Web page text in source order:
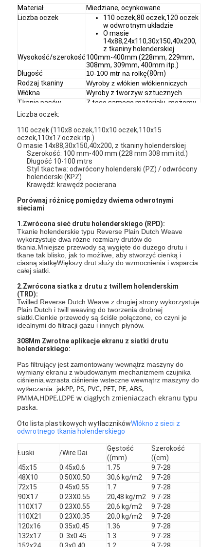
Dom
Produkty
O nas
Wycieczka po fabryce
Skontaktuj się z nami
Aktualności
Rozmawiaj teraz
Włókna ze stali nierdzewnej
ekran filtrujący ekstrudera
Zestaw sit ekstrudera
Siatka druciana
Materiał
Miedziane, ocynkowane
Liczba oczek
110 oczek,80 oczek,120 oczek
w odwrotnym układzie
O masie
14x88,24x110,30x150,40x200,
z tkaniny holenderskiej
Wysokość/szerokość100mm-400mm (228mm, 229mm,
308mm, 309mm, 400mm itp.)
Długość
10-100 mtr na rolkę(80m)
Rodzaj tkaniny
Wyroby z włókien włókienniczych
Włókna
Wyroby z tworzyw sztucznych
Tkanie pasów
Z tego samego materiału, możemy
kolor powierzchni
Ten sam materiał, odwrotnie
holenderski - mosiężny żółty kolor,
dla holenderskich tkanin - czarny
kolor
skuteryzowane
Dla siatki i rozmiaru, możemy zrobić
na każdą specjalną prośbę.
Liczba oczek:
110 oczek (110x8 oczek,110x10 oczek,110x15
oczek,110x17 oczek itp.)
O masie 14x88,30x150,40x200, z tkaniny holenderskiej
Szerokość: 100 mm-400 mm (228 mm 308 mm itd.)
Długość 10-100 mtrs
Styl tkactwa: odwrócony holenderski (PZ) / odwrócony
holenderski (KPZ)
Krawędź: krawędź pocierana
Porównaj różnicę pomiędzy dwiema odwrotnymi
sieciami
1.Zwrócona sieć drutu holenderskiego (RPD):
Tkanie holenderskie typu Reverse Plain Dutch Weave
wykorzystuje dwa różne rozmiary drutów do
tkania.Mniejsze przewody są wygięte do dużego drutu i
tkane tak blisko, jak to możliwe, aby stworzyć cienką i
ciasną siatkęWiększy drut służy do wzmocnienia i wsparcia
całej siatki.
2.Zwrócona siatka z drutu z twillem holenderskim
(TRD):
Twilled Reverse Dutch Weave z drugiej strony wykorzystuje
Plain Dutch i twill weaving do tworzenia drobnej
siatki.Cienkie przewody są ściśle połączone, co czyni je
idealnymi do filtracji gazu i innych płynów.
308Mm Zwrotne aplikacje ekranu z siatki drutu
holenderskiego:
Pas filtrujący jest zamontowany wewnątrz maszyny do
wymiany ekranu z wbudowanym mechanizmem czujnika
ciśnienia.wzrasta ciśnienie wsteczne wewnątrz maszyny do
wytłaczania. jakPP, PS, PVC, PET, PE, ABS,
PMMA,HDPE,LDPE w ciągłych zmieniaczach ekranu typu
paska.
Oto lista plastikowych wytłacznikówWłókno z sieci z
odwrotnego tkania holenderskiego
Łuski /Wire Dai.
Gęstość
((mm)
Szerokość
((cm)
45x15
0.45x0.6 1.75
9.7-28
48X10
0.50X0.50 30,6 kg/m2
9.7-28
72x15
0.45x0.55 1.7
9.7-28
90X17
0.23X0.55 20,48 kg/m2
9.7-28
110X17
0.23X0.55 20,6 kg/m2
9.7-28
110X21
0.23X0.35 20,0 kg/m2
9.7-28
120x16
0.35x0.45 1.36
9.7-28
132x17
0. 3x0.45 1.3
9.7-28